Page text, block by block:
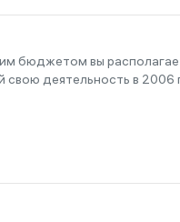
бюджетом вы
деятельность в 2006